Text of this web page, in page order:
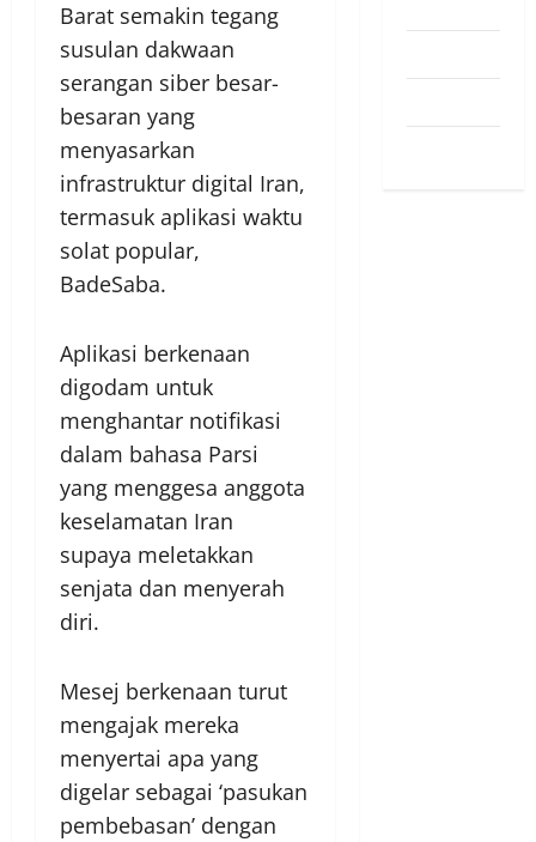
Barat semakin tegang
susulan dakwaan
serangan siber besar-
besaran yang
menyasarkan
infrastruktur digital Iran,
termasuk aplikasi waktu
solat popular,
BadeSaba.
Aplikasi berkenaan
digodam untuk
menghantar notifikasi
dalam bahasa Parsi
yang menggesa anggota
keselamatan Iran
supaya meletakkan
senjata dan menyerah
diri.
Mesej berkenaan turut
mengajak mereka
menyertai apa yang
digelar sebagai ‘pasukan
pembebasan’ dengan